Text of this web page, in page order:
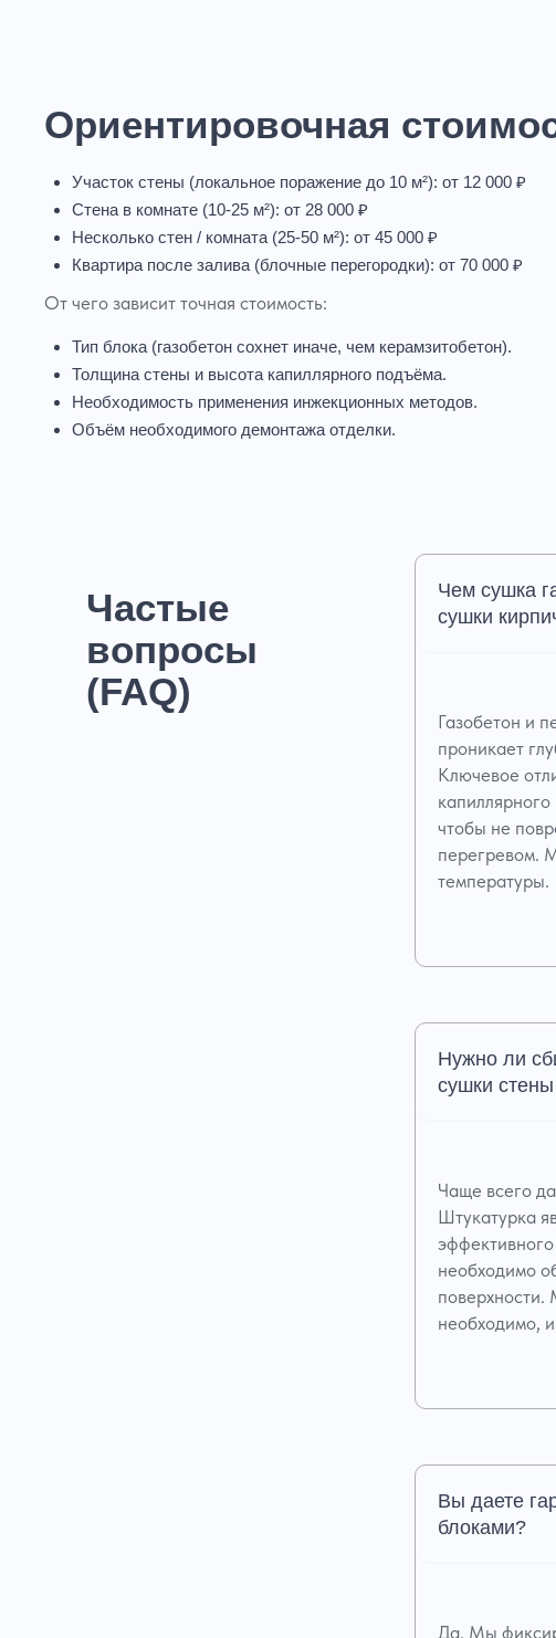
Ориентировочная
Участок стены (локальное поражение до 10 м²): от 12 000 ₽
Стена в комнате (10-25 м²): от 28 000 ₽
Несколько стен / комната (25-50 м²): от 45 000 ₽
Квартира после залива (блочные перегородки): от 70 000 ₽
От чего зависит точная стоимость:
Тип блока (газобетон сохнет иначе, чем керамзитобетон).
Толщина стены и высота капиллярного подъёма.
Необходимость применения инжекционных методов.
Объём необходимого демонтажа отделки.
Частые
вопросы
(FAQ)
Чем сушка
сушки
Газобетон и
проникает
Ключевое
чтобы не
перегревом.
температуры.
Нужно ли
сушки
Чаще всего
Штукатурка
необходимо
поверхности.
необходимо,
Вы даете
блоками?
Да. Мы